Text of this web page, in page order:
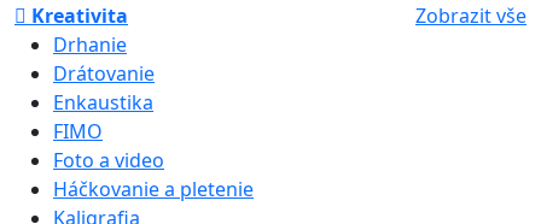
Kreativita
Zobrazit vše
Drhanie
Drátovanie
Enkaustika
FIMO
Foto a video
Háčkovanie a pletenie
Kaligrafia